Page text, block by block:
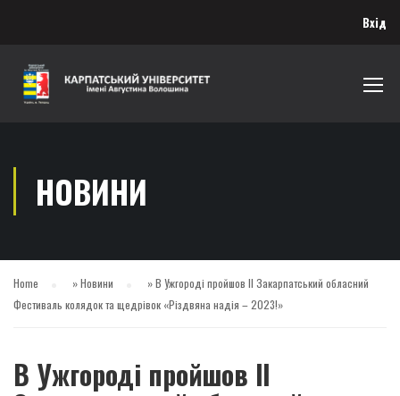
Вхід
НОВИНИ
Home »Новини »В Ужгороді пройшов ІІ Закарпатський обласний
Фестиваль колядок та щедрівок «Різдвяна надія – 2023!»
В Ужгороді пройшов ІІ